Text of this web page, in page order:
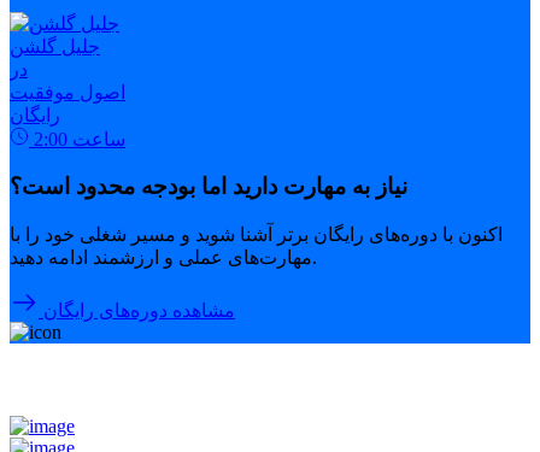
جلیل گلشن
در
اصول موفقیت
رایگان
2:00 ساعت
نیاز به مهارت دارید اما بودجه محدود است؟
اکنون با دوره‌های رایگان برتر آشنا شوید و مسیر شغلی خود را با
مهارت‌های عملی و ارزشمند ادامه دهید.
مشاهده دوره‌های رایگان